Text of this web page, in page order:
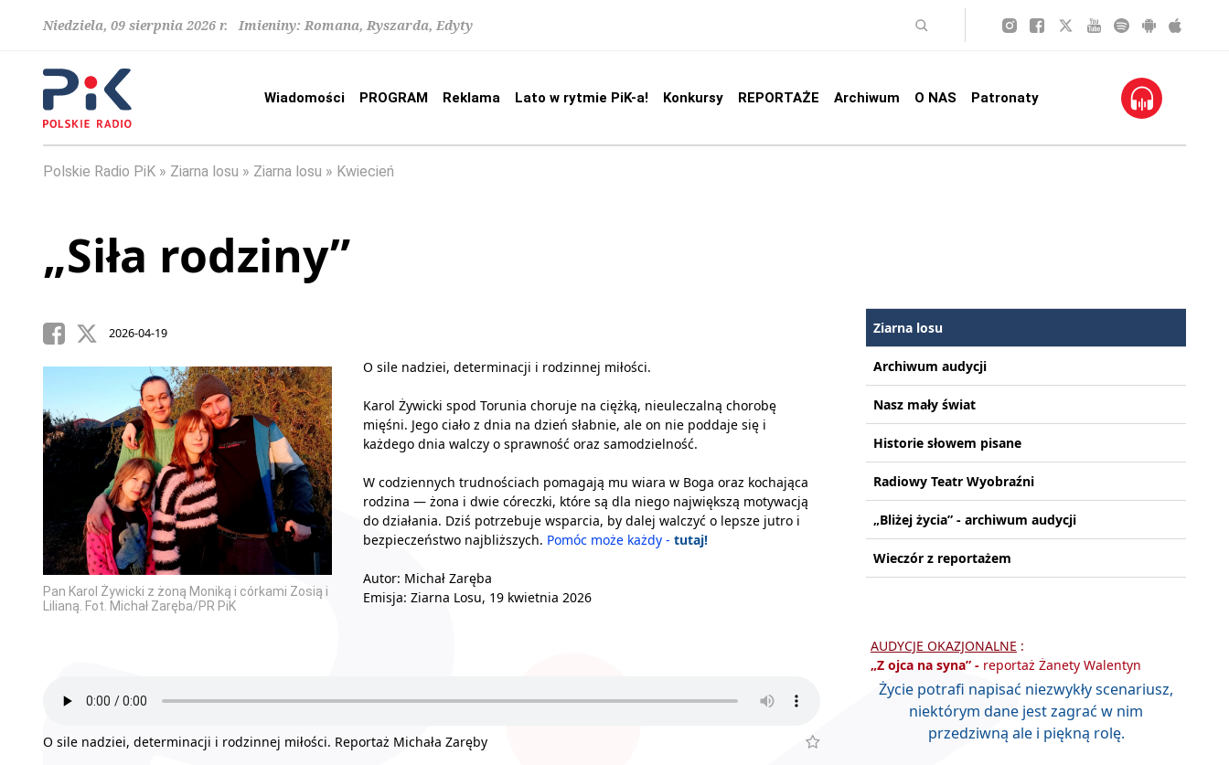
Niedziela, 09 sierpnia 2026 r. Imieniny: Romana, Ryszarda, Edyty
Wiadomości PROGRAM Reklama Lato w rytmie PiK-a! Konkursy REPORTAŻE Archiwum O NAS Patronaty
Polskie Radio PiK Ziarna losu Ziarna losu Kwiecień
„Siła rodziny”
2026-04-19
Pan Karol Żywicki z żoną Moniką i córkami Zosią i
Lilianą. Fot. Michał Zaręba/PR PiK
O sile nadziei, determinacji i rodzinnej miłości.
Karol Żywicki spod Torunia choruje na ciężką, nieuleczalną chorobę
mięśni. Jego ciało z dnia na dzień słabnie, ale on nie poddaje się i
każdego dnia walczy o sprawność oraz samodzielność.
W codziennych trudnościach pomagają mu wiara w Boga oraz kochająca
rodzina — żona i dwie córeczki, które są dla niego największą motywacją
do działania. Dziś potrzebuje wsparcia, by dalej walczyć o lepsze jutro i
bezpieczeństwo najbliższych. Pomóc może każdy - tutaj!
Autor: Michał Zaręba
Emisja: Ziarna Losu, 19 kwietnia 2026
O sile nadziei, determinacji i rodzinnej miłości. Reportaż Michała Zaręby
Ziarna losu
Archiwum audycji
Nasz mały świat
Historie słowem pisane
Radiowy Teatr Wyobraźni
„Bliżej życia” - archiwum audycji
Wieczór z reportażem
AUDYCJE OKAZJONALNE :
„Z ojca na syna” - reportaż Żanety Walentyn
Życie potrafi napisać niezwykły scenariusz,
niektórym dane jest zagrać w nim
przedziwną ale i piękną rolę.